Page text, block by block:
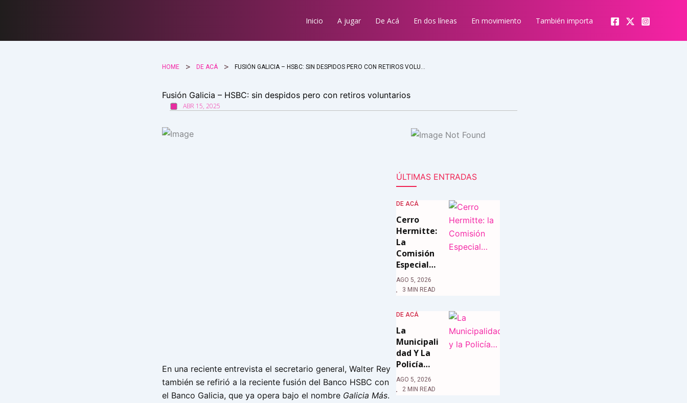
Inicio A jugar De Acá En dos líneas En movimiento También importa
HOME DE ACÁ
Fusión Galicia – HSBC: sin despidos pero con retiros voluntarios
ABR 15, 2025
En una reciente entrevista el secretario general, Walter Rey
también se refirió a la reciente fusión del Banco HSBC con
el Banco Galicia, que ya opera bajo el nombre Galicia Más.
ÚLTIMAS ENTRADAS
DE ACÁ
Cerro
Hermitte:
La
Comisión
Especial…
AGO 5, 2026
3 MIN READ
DE ACÁ
La
Municipali
Dad Y La
Policía…
AGO 5, 2026
2 MIN READ